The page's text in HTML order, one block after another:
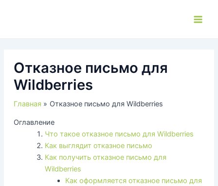
Отказное письмо для
Wildberries
Главная Отказное письмо для Wildberries
Оглавление
Что такое отказное письмо для Wildberries
Как выглядит отказное письмо
Как получить отказное письмо для
Wildberries
Как оформляется отказное письмо для